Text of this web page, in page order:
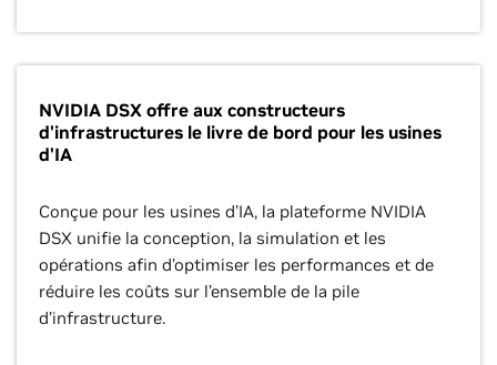
NVIDIA DSX offre aux constructeurs
d'infrastructures le livre de bord pour les usines
d'IA
Conçue pour les usines d’IA, la plateforme NVIDIA
DSX unifie la conception, la simulation et les
opérations afin d’optimiser les performances et de
réduire les coûts sur l’ensemble de la pile
d’infrastructure.